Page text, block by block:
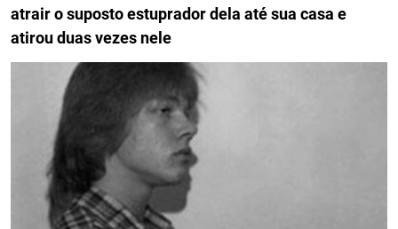
atrair o suposto estuprador dela até sua casa e
atirou duas vezes nele